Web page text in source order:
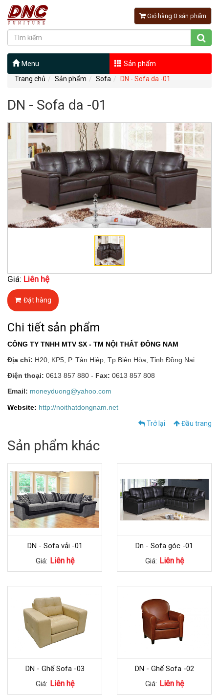
Giỏ hàng 0 sản phẩm
Menu Sản phẩm
Trang chủ Sản phẩm Sofa DN - Sofa da -01
DN - Sofa da -01
Giá: Liên hệ
Đặt hàng
Chi tiết sản phẩm
CÔNG TY TNHH MTV SX - TM NỘI THẤT ĐÔNG NAM
Địa chỉ: H20, KP5, P. Tân Hiệp, Tp.Biên Hòa, Tỉnh Đồng Nai
Điện thoại: 0613 857 880 - Fax: 0613 857 808
Email: moneyduong@yahoo.com
Website: http://noithatdongnam.net
Trở lại Đầu trang
Sản phẩm khác
DN - Sofa vải -01
Giá: Liên hệ
Dn - Sofa góc -01
Giá: Liên hệ
DN - Ghế Sofa -03
Giá: Liên hệ
DN - Ghế Sofa -02
Giá: Liên hệ